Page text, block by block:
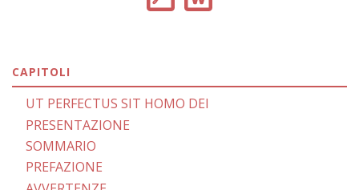
CAPITOLI
UT PERFECTUS SIT HOMO DEI
PRESENTAZIONE
SOMMARIO
PREFAZIONE